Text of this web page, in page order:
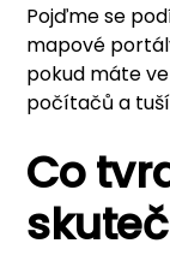
Pojďme se
mapové
pokud máte
počítačů a
Co